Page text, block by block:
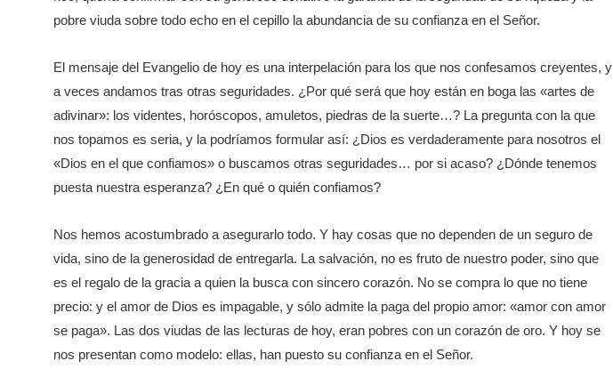
pobre viuda sobre todo echo en el cepillo la abundancia de su confianza en el Señor.
El mensaje del Evangelio de hoy es una interpelación para los que nos confesamos creyentes, y
a veces andamos tras otras seguridades. ¿Por qué será que hoy están en boga las «artes de
adivinar»: los videntes, horóscopos, amuletos, piedras de la suerte…? La pregunta con la que
nos topamos es seria, y la podríamos formular así: ¿Dios es verdaderamente para nosotros el
«Dios en el que confiamos» o buscamos otras seguridades… por si acaso? ¿Dónde tenemos
puesta nuestra esperanza? ¿En qué o quién confiamos?
Nos hemos acostumbrado a asegurarlo todo. Y hay cosas que no dependen de un seguro de
vida, sino de la generosidad de entregarla. La salvación, no es fruto de nuestro poder, sino que
es el regalo de la gracia a quien la busca con sincero corazón. No se compra lo que no tiene
precio: y el amor de Dios es impagable, y sólo admite la paga del propio amor: «amor con amor
se paga». Las dos viudas de las lecturas de hoy, eran pobres con un corazón de oro. Y hoy se
nos presentan como modelo: ellas, han puesto su confianza en el Señor.